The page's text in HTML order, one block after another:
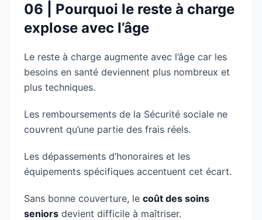
06 | Pourquoi le reste à charge
explose avec l’âge
Le reste à charge augmente avec l’âge car les
besoins en santé deviennent plus nombreux et
plus techniques.
Les remboursements de la Sécurité sociale ne
couvrent qu’une partie des frais réels.
Les dépassements d’honoraires et les
équipements spécifiques accentuent cet écart.
Sans bonne couverture, le coût des soins
seniors devient difficile à maîtriser.